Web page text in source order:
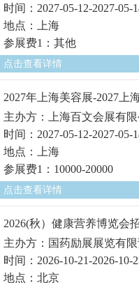
时间：2027-05-12-2027-05-
地点：上海
参展费1：其他
点击查看详情
2027年上海美容展-2027上
主办方：上海百文会展有限
时间：2027-05-12-2027-05-
地点：上海
参展费1：10000-20000
点击查看详情
2026(秋）健康营养博览会
主办方：国药励展展览有限
时间：2026-10-21-2026-10-
地点：北京